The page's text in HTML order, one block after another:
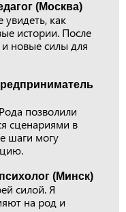
(Москва)
как
истории. После
и новые силы для
позволили
сценариями в
шаги могу
(Минск)
силой. Я
на род и